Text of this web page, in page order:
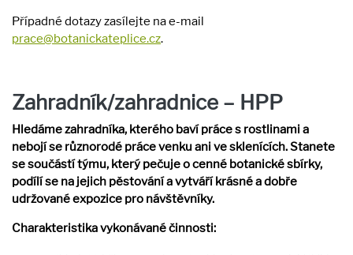
Případné dotazy zasílejte na e-mail
prace@botanickateplice.cz.
Zahradník/zahradnice – HPP
Hledáme zahradníka, kterého baví práce s rostlinami a
nebojí se různorodé práce venku ani ve sklenících. Stanete
se součástí týmu, který pečuje o cenné botanické sbírky,
podílí se na jejich pěstování a vytváří krásné a dobře
udržované expozice pro návštěvníky.
Charakteristika vykonávané činnosti: